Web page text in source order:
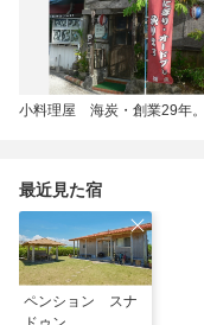
小料理屋 海炭・創業29年。
最近見た宿
ペンション スナ